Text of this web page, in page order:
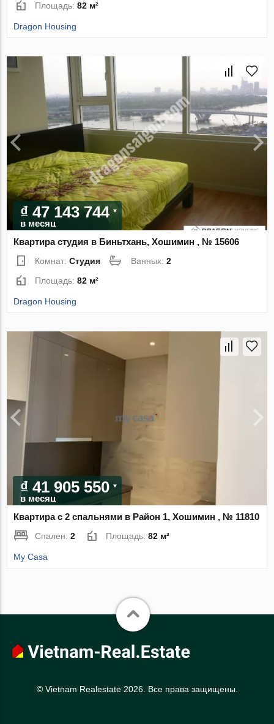
Площадь:82 м²
Dragon Housing
₫ 47 143 744
в месяц
Квартира студия в Биньтхань, Хошимин , № 15606
Комнат:Студия Ванных:2
Площадь:82 м²
Dragon Housing
₫ 41 905 550
в месяц
Квартира с 2 спальнями в Район 1, Хошимин , № 11810
Спален:2 Площадь:82 м²
My Casa
© Vietnam Realestate 2026. Все права защищены.